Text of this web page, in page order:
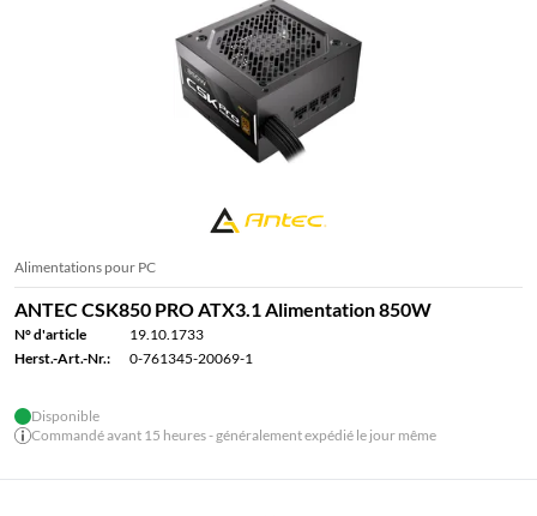
Alimentations pour PC
ANTEC CSK850 PRO ATX3.1 Alimentation 850W
N° d'article
19.10.1733
Herst.-Art.-Nr.:
0-761345-20069-1
Disponible
Commandé avant 15 heures - généralement expédié le jour même